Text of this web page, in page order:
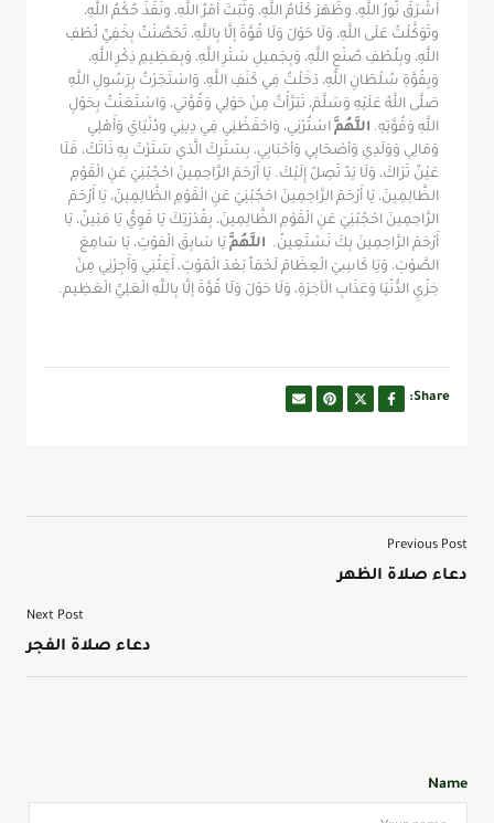
أَشْرَقَ نُورُ اللَّهِ، وظَهَرَ كَلَامُ اللَّهِ، وَثَبَتَ أَمْرُ اللَّهِ، ونَفَذَ حُكْمُ اللَّهِ،
وتَوَكَّلْتُ عَلَى اللَّهِ، وَلَا حَوْلَ وَلَا قُوَّةَ إلَّا بِاللَّهِ، تَحَصَّنْتُ بِخَفِيِّ لُطْفِ
اللَّهِ، وبِلُطْفِ صُنْعِ اللَّهِ، وَبِجَميلِ سَتْرِ اللَّهِ، وَبِعَظِيمِ ذِكْرِ اللَّهِ،
وَبِقُوَّةِ سُلْطَانِ اللَّهِ، دَخَلْتُ فِي كَنَفِ اللَّهِ، وَاسْتَجَرْتُ بِرَسُولِ اللَّهِ
صَلَّى اللَّهُ عَلَيْهِ وَسَلَّمَ، تَبَرَّأْتُ مِنْ حَوْلِي وَقُوَّتي، وَاسْتَعَنْتُ بِحَوْلِ
اللَّهِ وَقُوَّتِهِ. اللَّهُمَّ اسْتُرْنِي، وَاحْفَظْنِي فِي دِينِي ودُنْيَايَ وَأَهْلِي
وَمَالِي وَوَلَدِي وَأصْحَابِي وَأحْبَابِي، بِسَتْرِكَ الَّذي سَتَرْتَ بِهِ ذَاتَكَ، فَلَا
عَيْنٌ تَرَاكَ، وَلَا يَدٌ تَصِلُ إِلَيْكَ. يَا أَرْحَمَ الرَّاحِمِينَ احْجُبْنِيَ عَنِ الْقَوْمِ
الظَّالِمِينَ، يَا أَرْحَمَ الرَّاحِمِينَ احْجُبْنِيَ عَنِ الْقَوْمِ الظَّالِمِينَ، يَا أَرْحَمَ
الرَّاحِمِينَ احْجُبْنِيَ عَنِ الْقَوْمِ الظَّالِمِينَ، بِقُدْرَتِكَ يَا قَوِيُّ يَا مَتِينُ، يَا
أَرْحَمَ الرَّاحِمِينَ بِكَ نَسْتَعِينُ. اللَّهُمَّ يَا سَابِقَ الْفوْتِ، يَا سَامِعَ
الصَّوْتِ، وَيَا كَاسِيَ الْعِظَامَ لَحْمَاً بَعْدَ الْمَوْتِ، أَغِثْنِي وَأَجِرْنِي مِنْ
خِزْيِ الدُّنْيَا وَعَذَابِ الْآخِرَةِ، وَلَا حَوْلَ وَلَا قُوَّةَ إلَّا بِاللَّهِ الْعَلِيِّ الْعَظِيم.
Share:
Previous Post
دعاء صلاة الظهر
Next Post
دعاء صلاة الفجر
Name